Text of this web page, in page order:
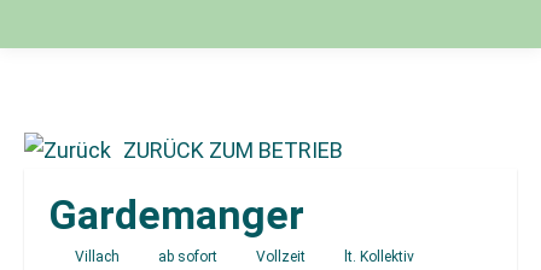
ZURÜCK ZUM BETRIEB
Gardemanger
Villach ab sofort Vollzeit lt. Kollektiv